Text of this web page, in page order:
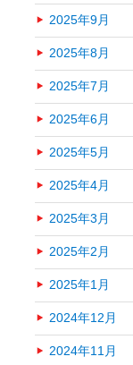
2025年9月
2025年8月
2025年7月
2025年6月
2025年5月
2025年4月
2025年3月
2025年2月
2025年1月
2024年12月
2024年11月